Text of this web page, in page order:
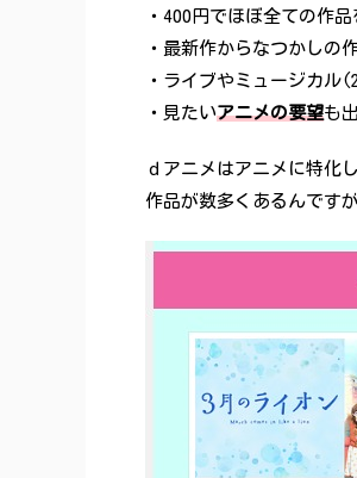
・400円でほぼ全ての作品
・最新作からなつかしの
・ライブやミュージカル
・見たいアニメの要望も
ｄアニメはアニメに特化
作品が数多くあるんです